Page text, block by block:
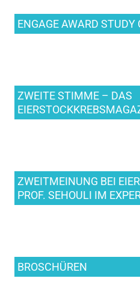
ENGAGE AWARD STUDY
ZWEITE STIMME – DAS
ZWEITMEINUNG BEI
PROF. SEHOULI IM
BROSCHÜREN